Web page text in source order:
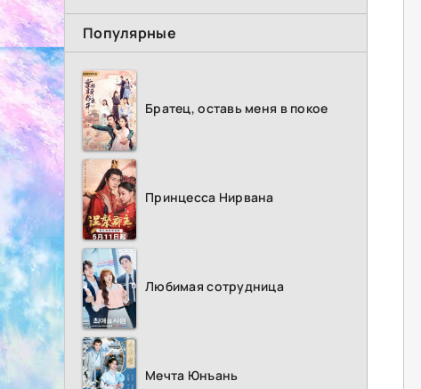
Популярные
Братец, оставь меня в покое
Принцесса Нирвана
Любимая сотрудница
Мечта Юнъань